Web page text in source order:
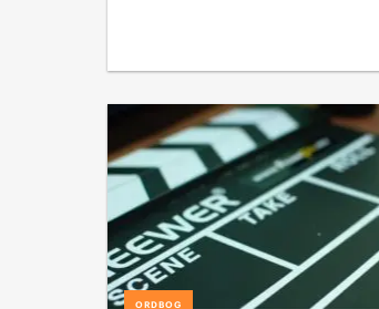
ORDBOG